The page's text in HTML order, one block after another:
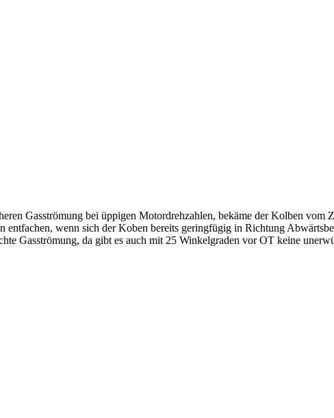
Gasströmung bei üppigen Motordrehzahlen, bekäme der Kolben vom
wenn sich der Koben bereits geringfügig in Richtung
Gasströmung, da gibt es auch mit 25 Winkelgraden vor OT keine